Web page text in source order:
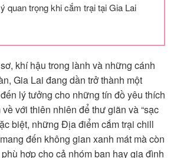
quan trọng khi cắm trại tại Gia Lai
khí hậu trong lành và những cánh
Gia Lai đang dần trở thành một
lý tưởng cho những tín đồ yêu thích
với thiên nhiên để thư giãn và “sạc
biệt, những Địa điểm cắm trại chill
đến không gian xanh mát mà còn
hợp cho cả nhóm bạn hay gia đình